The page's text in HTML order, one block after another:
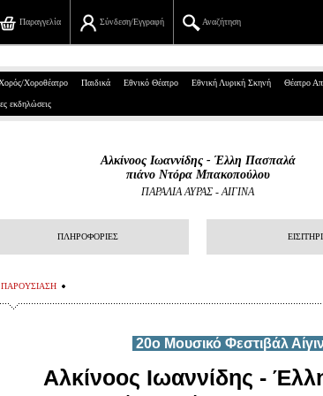
Αναζήτηση
Σύνδεση/Εγγραφή
Παραγγελία
Πανεπιστημίου 39, Αθήνα
Σύνδεση/Εγγραφή
Παραγγελία
Χοροθέατρο Παιδικά Εθνικό Θέατρο Εθνική Λυρική Σκηνή Θέατρο
εκδηλώσεις
Αλκίνοος Ιωαννίδης - Έλλη Πασπαλά
πιάνο Ντόρα Μπακοπούλου
ΠΑΡΑΛΙΑ ΑΥΡΑΣ - ΑΙΓΙΝΑ
ΠΛΗΡΟΦΟΡΙΕΣ
ΠΑΡΟΥΣΙΑΣΗ
20ο Μουσικό Φεστιβάλ
Αλκίνοος Ιωαννίδης -